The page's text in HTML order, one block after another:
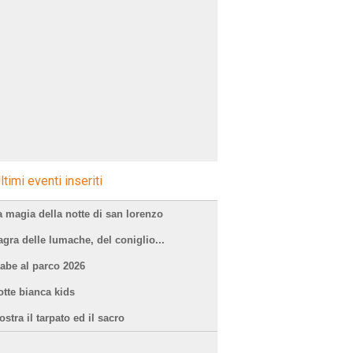
eventi inseriti
magia della notte di san lorenzo
delle lumache, del coniglio...
al parco 2026
bianca kids
il tarpato ed il sacro